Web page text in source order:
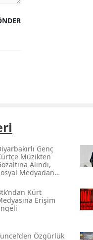
Genç
Müzikten
Alındı,
Medyadan
Kürt
Erişim
Özgürlük